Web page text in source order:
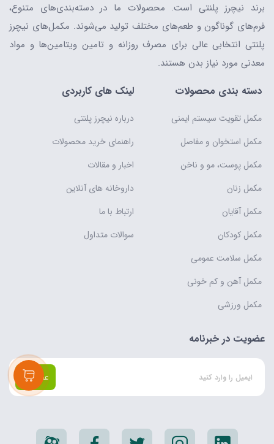
برند نیچرز پلنتی است. محصولات ما در دسته‌بندی‌های متنوع،
فرم‌های گوناگون و طعم‌های مختلف تولید می‌شوند. مکمل‌های نیچرز
پلنتی انتخابی عالی برای مصرف روزانه و تامین ویتامین‌ها و مواد
معدنی مورد نیاز بدن هستند.
دسته بندی محصولات
مکمل تقویت سیستم ایمنی
مکمل استخوان و مفاصل
مکمل پوست، مو و ناخن
مکمل زنان
مکمل آقایان
مکمل کودکان
مکمل سلامت عمومی
مکمل آهن و کم خونی
مکمل ورزشی
لینک های کاربردی
درباره نیچرز پلنتی
راهنمای خرید محصولات
اخبار و مقالات
داروخانه های آنلاین
ارتباط با ما
سوالات متداول
عضویت در خبرنامه
عضویت